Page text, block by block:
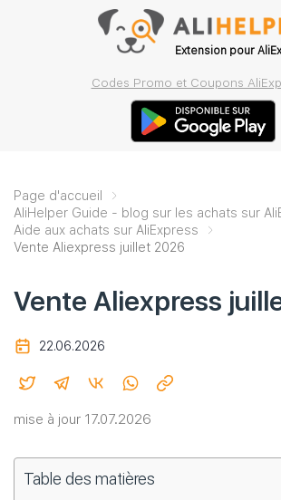
Extension pour
Codes Promo et Coupons
Page d'accueil
AliHelper Guide - blog sur les achats sur
Aide aux achats sur AliExpress
Vente Aliexpress juillet 2026
Vente Aliexpress
22.06.2026
mise à jour 17.07.2026
Table des matières